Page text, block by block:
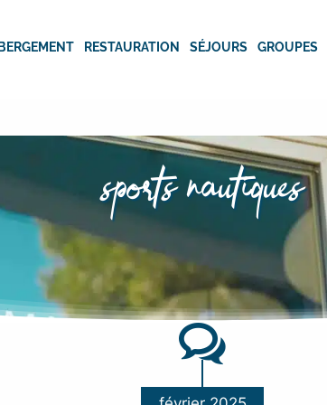
RESTAURATION SÉJOURS GROUPES
sports nautiques